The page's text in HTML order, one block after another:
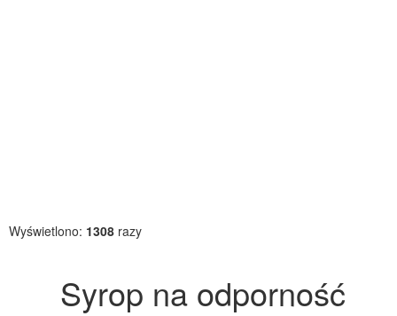
Wyświetlono: 1308 razy
Syrop na odporność